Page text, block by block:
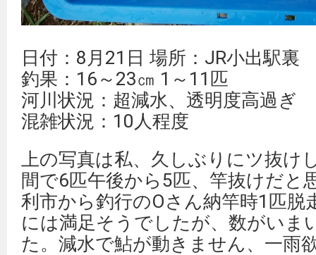
日付：8月21日 場所：JR小出駅裏
釣果：16～23㎝ 1～11匹
河川状況：超減水、透明度高過ぎ
混雑状況：10人程度
上の写真は私、久しぶりにツ抜け
間で6匹午後から5匹、竿抜けだと
利市から釣行のOさん納竿時1匹脱
には満足そうでしたが、数がいま
た。減水で鮎が動きません、一雨